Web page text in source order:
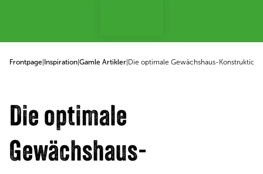
Frontpage Inspiration Gamle Artikler Die optimale Gewächshaus-Konstruktion
Die optimale
Gewächshaus-